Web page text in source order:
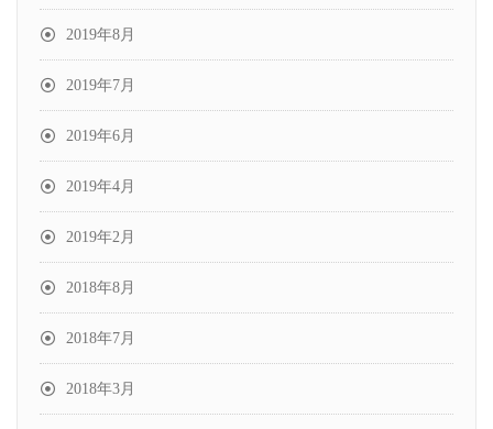
2019年8月
2019年7月
2019年6月
2019年4月
2019年2月
2018年8月
2018年7月
2018年3月